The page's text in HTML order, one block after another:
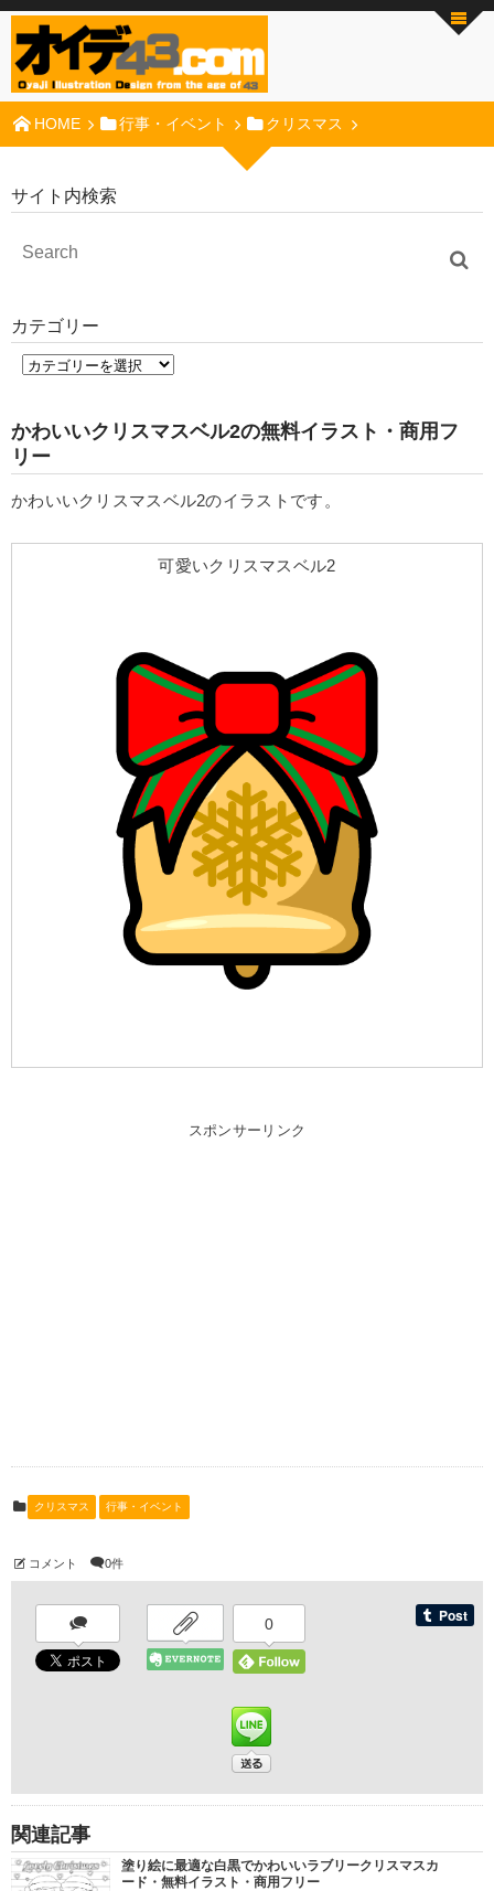
HOME 行事・イベント クリスマス
サイト内検索
カテゴリー
かわいいクリスマスベル2の無料イラスト・商用フ
リー
かわいいクリスマスベル2のイラストです。
可愛いクリスマスベル2
スポンサーリンク
クリスマス 行事・イベント
コメント 0件
0
関連記事
塗り絵に最適な白黒でかわいいラブリークリスマスカ
ード・無料イラスト・商用フリー